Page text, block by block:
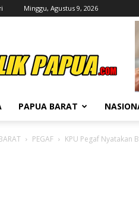
Minggu, Agustus 9, 2026
PAPUA BARAT
PEGAF KPU Pegaf Nyatakan